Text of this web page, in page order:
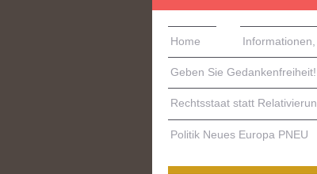
Home
Geben Sie
Rechtsstaat statt
Politik Neues Europa PNEU